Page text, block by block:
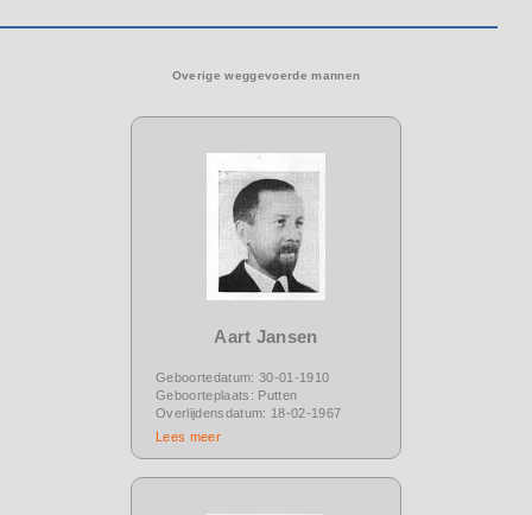
Overige weggevoerde mannen
Aart Jansen
Geboortedatum: 30-01-1910
Geboorteplaats: Putten
Overlijdensdatum: 18-02-1967
Lees meer